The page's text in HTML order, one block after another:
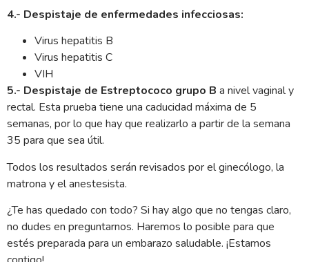
4.- Despistaje de enfermedades infecciosas:
Virus hepatitis B
Virus hepatitis C
VIH
5.- Despistaje de Estreptococo grupo B a nivel vaginal y
rectal. Esta prueba tiene una caducidad máxima de 5
semanas, por lo que hay que realizarlo a partir de la semana
35 para que sea útil.
Todos los resultados serán revisados por el ginecólogo, la
matrona y el anestesista.
¿Te has quedado con todo? Si hay algo que no tengas claro,
no dudes en preguntarnos. Haremos lo posible para que
estés preparada para un embarazo saludable. ¡Estamos